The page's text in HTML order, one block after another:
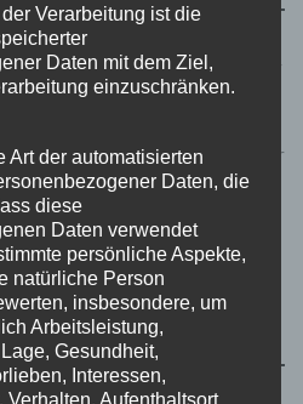
bezahlte Links. Wenn
wir eine kleine Provision. Für
gleich – und an unserer
Wir achten stets darauf, nur
von deren Qualität wir
Partnern gehören unter
eBay und AliExpress. So
– ganz ohne Mehrkosten für
Verarbeitung ist die
Daten mit dem Ziel,
einzuschränken.
Art der automatisierten
Daten, die
diese
Daten verwendet
persönliche Aspekte,
natürliche Person
insbesondere, um
Arbeitsleistung,
Gesundheit,
Interessen,